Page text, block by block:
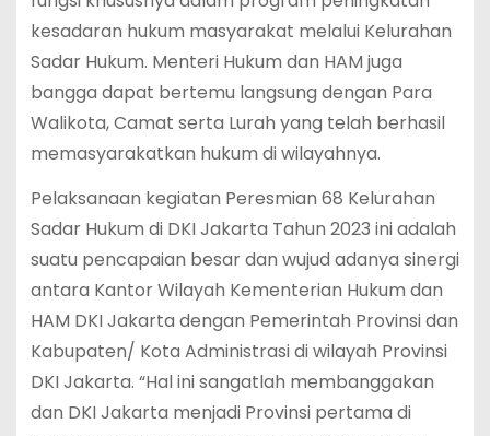
kesadaran hukum masyarakat melalui Kelurahan
Sadar Hukum. Menteri Hukum dan HAM juga
bangga dapat bertemu langsung dengan Para
Walikota, Camat serta Lurah yang telah berhasil
memasyarakatkan hukum di wilayahnya.
Pelaksanaan kegiatan Peresmian 68 Kelurahan
Sadar Hukum di DKI Jakarta Tahun 2023 ini adalah
suatu pencapaian besar dan wujud adanya sinergi
antara Kantor Wilayah Kementerian Hukum dan
HAM DKI Jakarta dengan Pemerintah Provinsi dan
Kabupaten/ Kota Administrasi di wilayah Provinsi
DKI Jakarta. “Hal ini sangatlah membanggakan
dan DKI Jakarta menjadi Provinsi pertama di